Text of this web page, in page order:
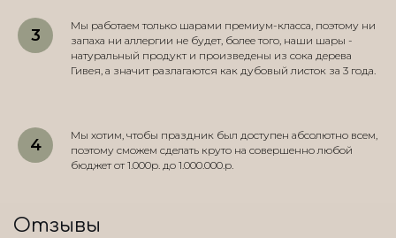
Мы работаем только шарами премиум-класса, поэтому ни
запаха ни аллергии не будет, более того, наши шары -
натуральный продукт и произведены из сока дерева
Гивея, а значит разлагаются как дубовый листок за 3 года.
Мы хотим, чтобы праздник был доступен абсолютно всем,
поэтому сможем сделать круто на совершенно любой
бюджет от 1.000р. до 1.000.000.р.
Отзывы